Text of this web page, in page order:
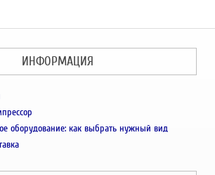
ИНФОРМАЦИЯ
оборудование: как выбрать нужный вид